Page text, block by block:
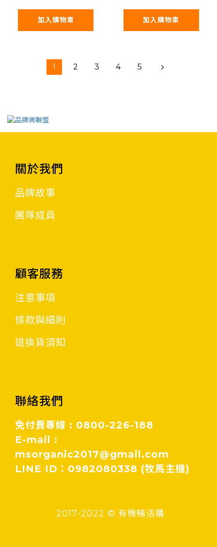
加入購物車 加入購物車
1 2 3 4 5
關於我們
品牌故事
團隊成員
顧客服務
注意事項
條款與細則
退換貨須知
聯絡我們
免付費專線 : 0800-226-188
E-mail :
msorganic2017@gmail.com
LINE ID：0982080338 (牧馬主機)
2017-2022 © 有機暢活購